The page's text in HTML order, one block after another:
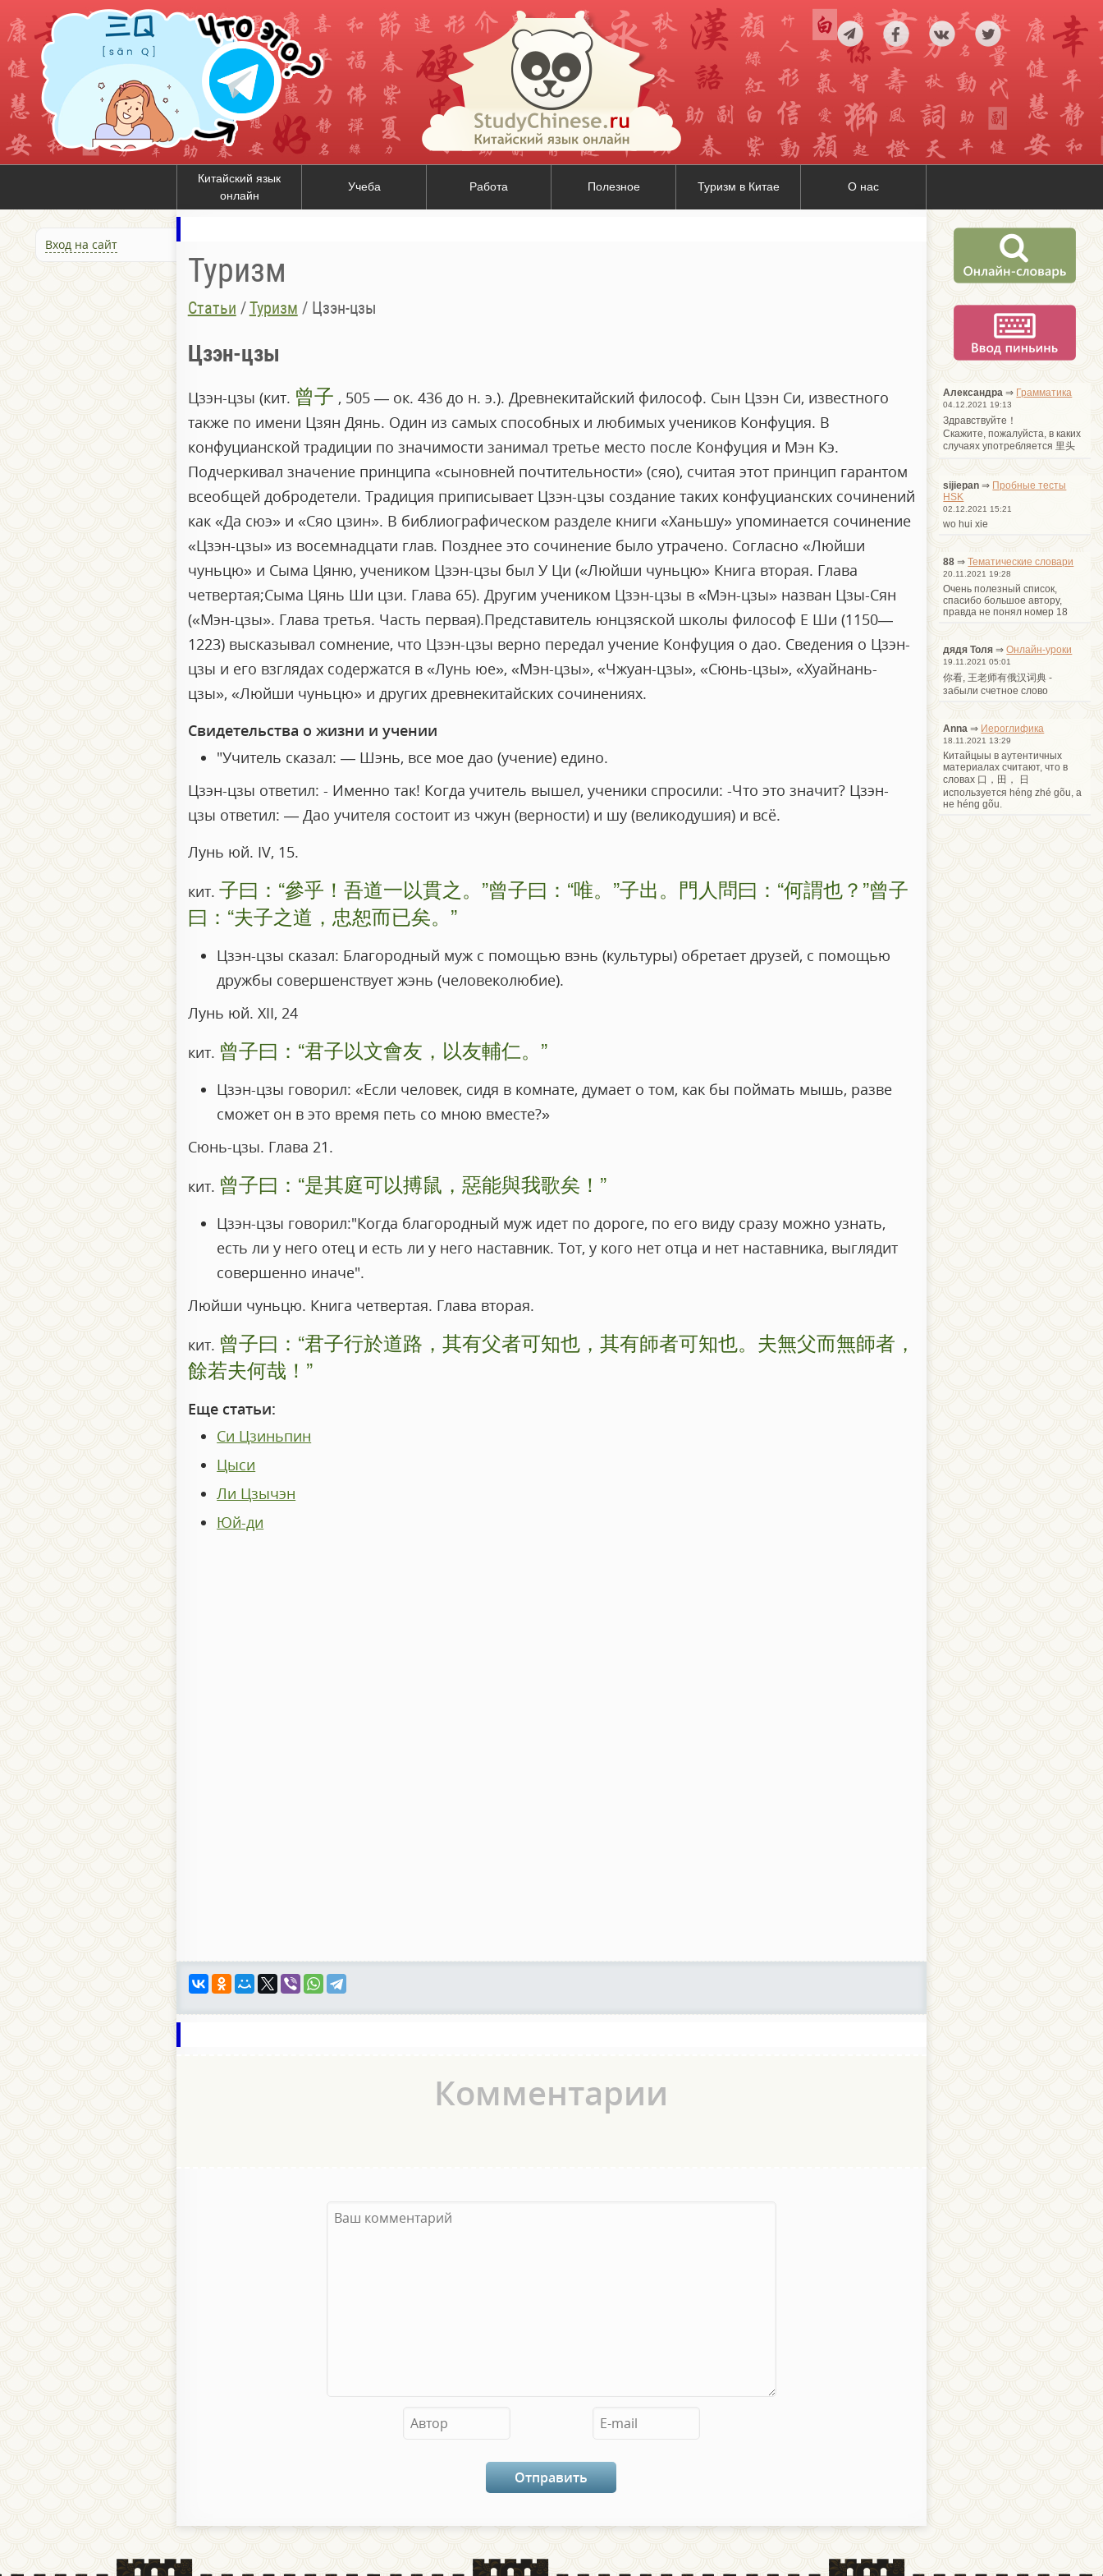
Китайский язык
онлайн
Учеба Работа Полезное Туризм в Китае О нас
Вход на сайт
Туризм
Статьи /Туризм / Цзэн-цзы
Цзэн-цзы
Цзэн-цзы (кит. 曾子 , 505 — ок. 436 до н. э.). Древнекитайский философ. Сын Цзэн Си, известного
также по имени Цзян Дянь. Один из самых способных и любимых учеников Конфуция. В
конфуцианской традиции по значимости занимал третье место после Конфуция и Мэн Кэ.
Подчеркивал значение принципа «сыновней почтительности» (сяо), считая этот принцип гарантом
всеобщей добродетели. Традиция приписывает Цзэн-цзы создание таких конфуцианских сочинений
как «Да сюэ» и «Сяо цзин». В библиографическом разделе книги «Ханьшу» упоминается сочинение
«Цзэн-цзы» из восемнадцати глав. Позднее это сочинение было утрачено. Согласно «Люйши
чуньцю» и Сыма Цяню, учеником Цзэн-цзы был У Ци («Люйши чуньцю» Книга вторая. Глава
четвертая;Сыма Цянь Ши цзи. Глава 65). Другим учеником Цзэн-цзы в «Мэн-цзы» назван Цзы-Сян
(«Мэн-цзы». Глава третья. Часть первая).Представитель юнцзяской школы философ Е Ши (1150—
1223) высказывал сомнение, что Цзэн-цзы верно передал учение Конфуция о дао. Сведения о Цзэн-
цзы и его взглядах содержатся в «Лунь юе», «Мэн-цзы», «Чжуан-цзы», «Сюнь-цзы», «Хуайнань-
цзы», «Люйши чуньцю» и других древнекитайских сочинениях.
Свидетельства о жизни и учении
"Учитель сказал: — Шэнь, все мое дао (учение) едино.
Цзэн-цзы ответил: - Именно так! Когда учитель вышел, ученики спросили: -Что это значит? Цзэн-
цзы ответил: — Дао учителя состоит из чжун (верности) и шу (великодушия) и всё.
Лунь юй. IV, 15.
кит. 子曰：“參乎！吾道一以貫之。”曾子曰：“唯。”子出。門人問曰：“何謂也？”曾子
曰：“夫子之道，忠恕而已矣。”
Цзэн-цзы сказал: Благородный муж с помощью вэнь (культуры) обретает друзей, с помощью
дружбы совершенствует жэнь (человеколюбие).
Лунь юй. XII, 24
кит. 曾子曰：“君子以文會友，以友輔仁。”
Цзэн-цзы говорил: «Если человек, сидя в комнате, думает о том, как бы поймать мышь, разве
сможет он в это время петь со мною вместе?»
Сюнь-цзы. Глава 21.
кит. 曾子曰：“是其庭可以搏鼠，惡能與我歌矣！”
Цзэн-цзы говорил:"Когда благородный муж идет по дороге, по его виду сразу можно узнать,
есть ли у него отец и есть ли у него наставник. Тот, у кого нет отца и нет наставника, выглядит
совершенно иначе".
Люйши чуньцю. Книга четвертая. Глава вторая.
кит. 曾子曰：“君子行於道路，其有父者可知也，其有師者可知也。夫無父而無師者，
餘若夫何哉！”
Еще статьи:
Си Цзиньпин
Цыcи
Ли Цзычэн
Юй-ди
Комментарии
Александра ⇒ Грамматика
04.12.2021 19:13
Здравствуйте！
Cкажите, пожалуйста, в каких
случаях употребляется 里头
sijiepan ⇒ Пробные тесты
HSK
02.12.2021 15:21
wo hui xie
88 ⇒Тематические словари
20.11.2021 19:28
Очень полезный список,
спасибо большое автору,
правда не понял номер 18
дядя Толя ⇒Онлайн-уроки
19.11.2021 05:01
你看, 王老师有俄汉词典 -
забыли счетное слово
Anna ⇒ Иероглифика
18.11.2021 13:29
Китайцыы в аутентичных
материалах считают, что в
словах 口，田， 日
используется héng zhé gõu, а
не héng gõu.